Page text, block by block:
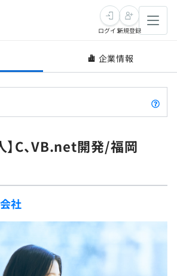
ログイン新規登録
企業情報
】C、VB.net開発/福岡
社